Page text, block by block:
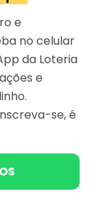
e
no celular
da Loteria
e
se, é